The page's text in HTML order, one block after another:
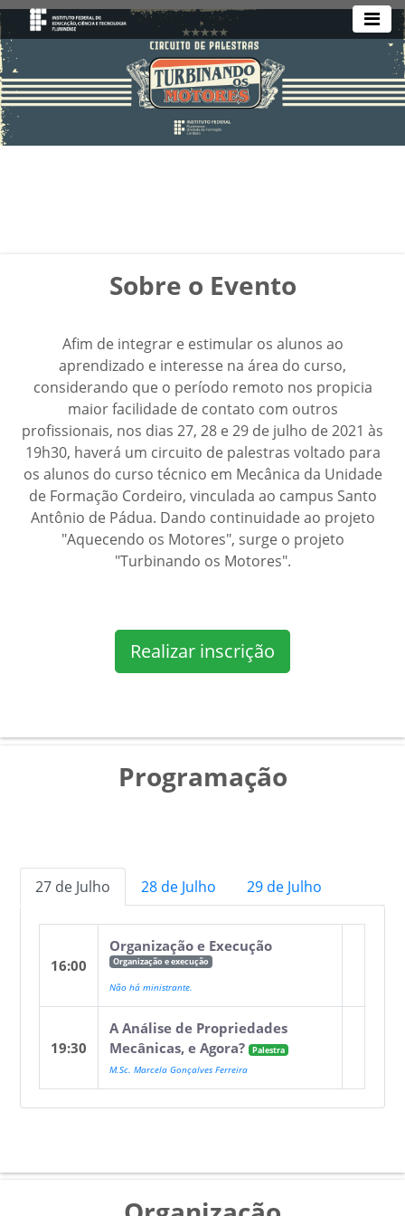
Sobre o Evento
Afim de integrar e estimular os alunos ao
aprendizado e interesse na área do curso,
considerando que o período remoto nos propicia
maior facilidade de contato com outros
profissionais, nos dias 27, 28 e 29 de julho de 2021 às
19h30, haverá um circuito de palestras voltado para
os alunos do curso técnico em Mecânica da Unidade
de Formação Cordeiro, vinculada ao campus Santo
Antônio de Pádua. Dando continuidade ao projeto
"Aquecendo os Motores", surge o projeto
"Turbinando os Motores".
Realizar inscrição
Programação
27 de Julho 28 de Julho 29 de Julho
16:00
Organização e Execução
Organização e execução
Não há ministrante.
19:30
A Análise de Propriedades
Mecânicas, e Agora? Palestra
M.Sc. Marcela Gonçalves Ferreira